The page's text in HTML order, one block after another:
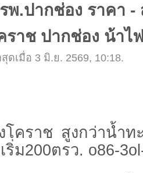
พ.ปากช่อง ราคา -
ราช ปากช่อง น้าไ
ดเมื่อ 3 มิ.ย. 2569, 10:18.
คราช สูงกว่าน้ำท
ม200ตรว. o86-